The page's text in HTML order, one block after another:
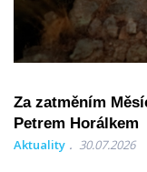
Za zatměním
Petrem Horálkem
Aktuality 30.07.2026